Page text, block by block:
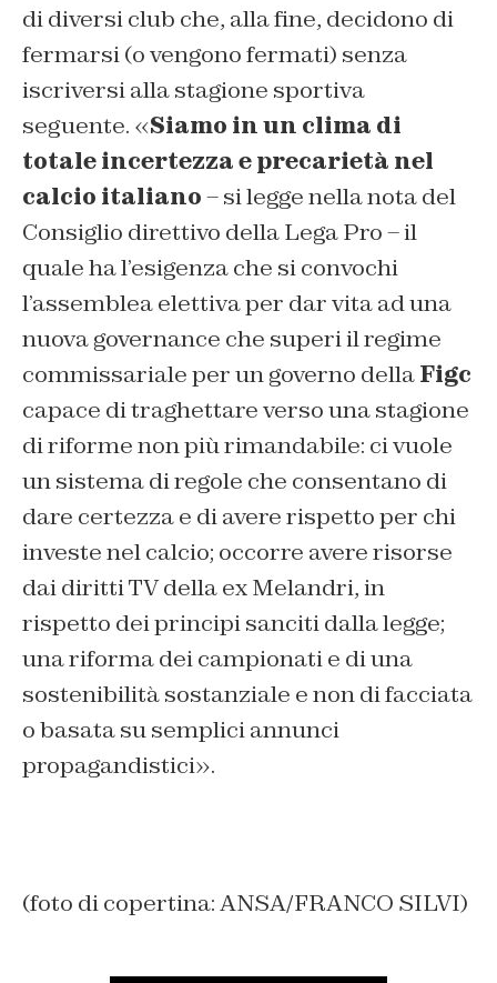
di diversi club che, alla fine, decidono di
fermarsi (o vengono fermati) senza
iscriversi alla stagione sportiva
seguente. «Siamo in un clima di
totale incertezza e precarietà nel
calcio italiano– si legge nella nota del
Consiglio direttivo della Lega Pro – il
quale ha l’esigenza che si convochi
l’assemblea elettiva per dar vita ad una
nuova governance che superi il regime
commissariale per un governo dellaFigc
capace di traghettare verso una stagione
di riforme non più rimandabile: ci vuole
un sistema di regole che consentano di
dare certezza e di avere rispetto per chi
investe nel calcio; occorre avere risorse
dai diritti TV della ex Melandri, in
rispetto dei principi sanciti dalla legge;
una riforma dei campionati e di una
sostenibilità sostanziale e non di facciata
o basata su semplici annunci
propagandistici».
(foto di copertina: ANSA/FRANCO SILVI)